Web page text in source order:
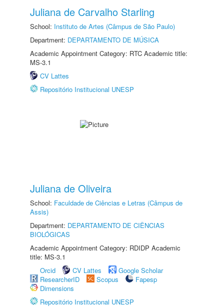
Juliana de Carvalho Starling
School: Instituto de Artes (Câmpus de São Paulo)
Department: DEPARTAMENTO DE MÚSICA
Academic Appointment Category: RTC Academic title:
MS-3.1
CV Lattes
Repositório Institucional UNESP
Juliana de Oliveira
School: Faculdade de Ciências e Letras (Câmpus de
Assis)
Department: DEPARTAMENTO DE CIÊNCIAS
BIOLÓGICAS
Academic Appointment Category: RDIDP Academic
title: MS-3.1
Orcid
CV Lattes
Google Scholar
ResearcherID
Scopus
Fapesp
Dimensions
Repositório Institucional UNESP